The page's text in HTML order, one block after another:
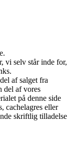
vi selv står inde for,
af salget fra
del af vores
på denne side
cachelagres eller
skriftlig tilladelse